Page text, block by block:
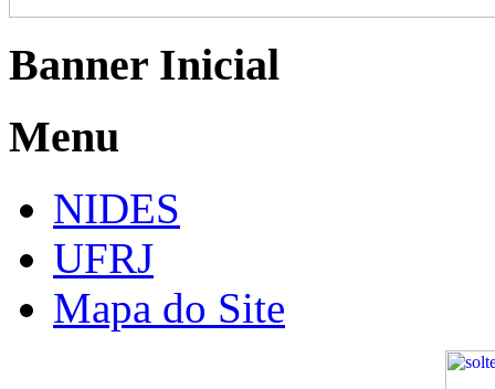
Banner Inicial
Menu
NIDES
UFRJ
Mapa do Site